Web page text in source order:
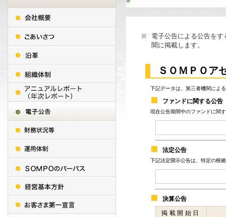
※
電子公告による公告を
聞に掲載します。